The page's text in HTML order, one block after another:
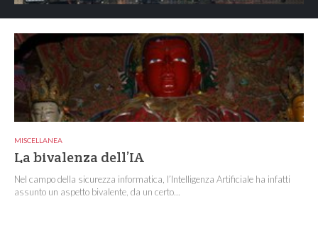
MISCELLANEA
La bivalenza dell’IA
Nel campo della sicurezza informatica, l’Intelligenza Artificiale ha infatti
assunto un aspetto bivalente, da un certo...